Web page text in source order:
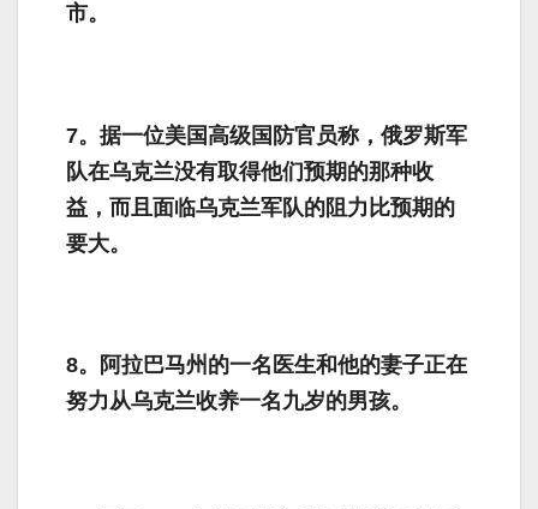
市。
7。据一位美国高级国防官员称，俄罗斯军
队在乌克兰没有取得他们预期的那种收
益，而且面临乌克兰军队的阻力比预期的
要大。
8。阿拉巴马州的一名医生和他的妻子正在
努力从乌克兰收养一名九岁的男孩。